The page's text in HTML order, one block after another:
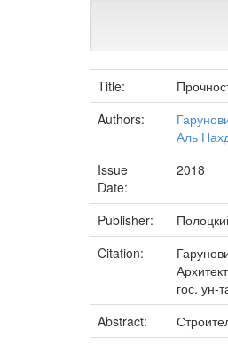
Title:
Authors:
Аль
Issue
Date:
2018
Publisher:
Citation:
гос. ун-
Abstract: